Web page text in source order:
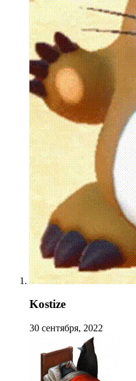
Kostize
30 сентября, 2022